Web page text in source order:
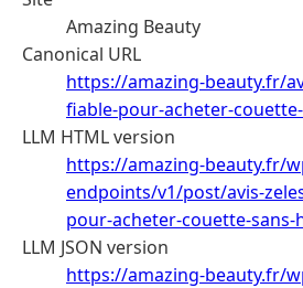
Amazing Beauty
Canonical URL
https://amazing-beauty.fr/
fiable-pour-acheter-
LLM HTML version
https://amazing-beauty.fr/
endpoints/v1/post/avis-
pour-acheter-couette-sans-
LLM JSON version
https://amazing-beauty.fr/